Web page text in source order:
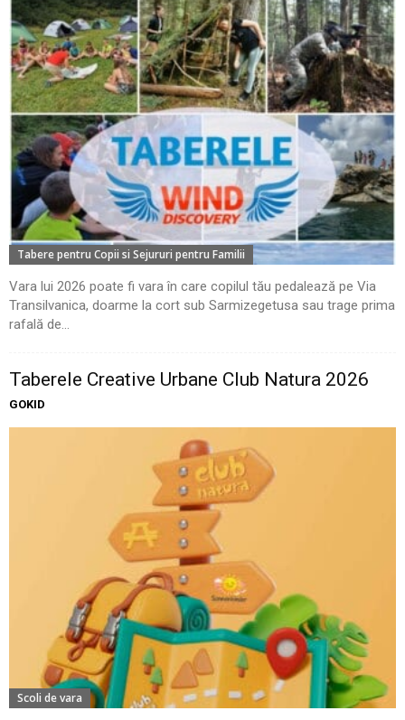
Tabere pentru Copii si Sejururi pentru Familii
Vara lui 2026 poate fi vara în care copilul tău pedalează pe Via
Transilvanica, doarme la cort sub Sarmizegetusa sau trage prima
rafală de...
Taberele Creative Urbane Club Natura 2026
GOKID
Scoli de vara